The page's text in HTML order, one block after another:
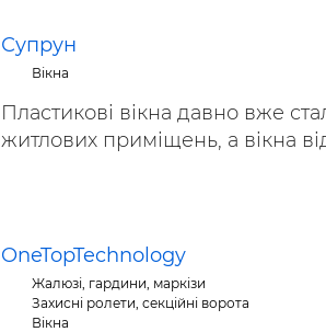
Супрун
Вікна
Пластикові вікна давно вже
житлових приміщень, а вікна
OneTopTechnology
Жалюзі, гардини, маркізи
Захисні ролети, секційні ворота
Вікна